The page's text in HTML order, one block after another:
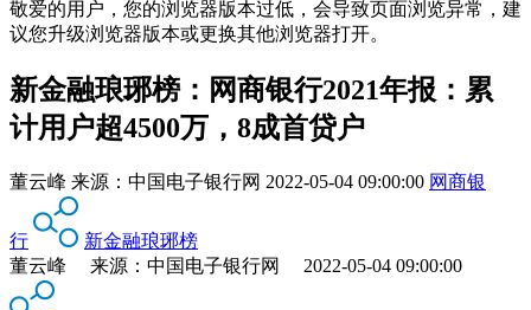
敬爱的用户，您的浏览器版本过低，会导致页面浏览异常，建
议您升级浏览器版本或更换其他浏览器打开。
新金融琅琊榜：网商银行2021年报：累
计用户超4500万，8成首贷户
董云峰 来源： 中国电子银行网 2022-05-04 09:00:00 网商银
行
新金融琅琊榜
董云峰 来源：中国电子银行网 2022-05-04 09:00:00